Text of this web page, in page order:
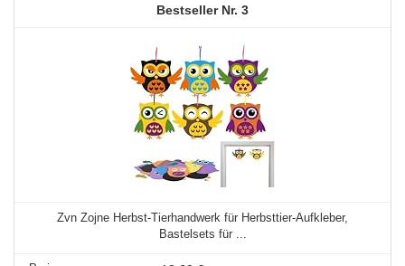
3
Zvn Zojne Herbst-Tierhandwerk für Herbsttier-Aufkleber,
Bastelsets für ...